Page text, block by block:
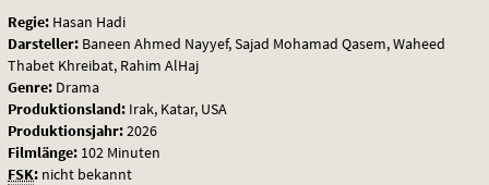
Regie: Hasan Hadi
Darsteller: Baneen Ahmed Nayyef, Sajad Mohamad Qasem, Waheed
Thabet Khreibat, Rahim AlHaj
Genre: Drama
Produktionsland: Irak, Katar, USA
Produktionsjahr:2026
Filmlänge: 102 Minuten
FSK: nicht bekannt